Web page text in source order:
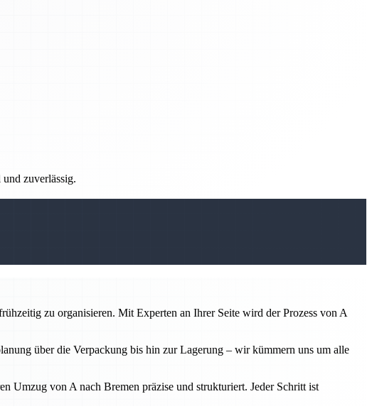
zuverlässig.
zu organisieren. Mit Experten an Ihrer Seite wird der Prozess von A
über die Verpackung bis hin zur Lagerung – wir kümmern uns um alle
Umzug von A nach Bremen präzise und strukturiert. Jeder Schritt ist